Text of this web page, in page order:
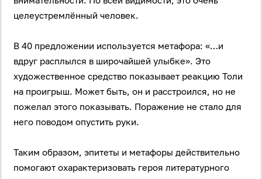
целеустремлённый человек.
В 40 предложении используется метафора: «…и
вдруг расплылся в широчайшей улыбке». Это
художественное средство показывает реакцию Толи
на проигрыш. Может быть, он и расстроился, но не
пожелал этого показывать. Поражение не стало для
него поводом опустить руки.
Таким образом, эпитеты и метафоры действительно
помогают охарактеризовать героя литературного